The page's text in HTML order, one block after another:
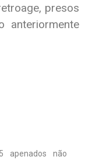
presos
anteriormente
apenados não